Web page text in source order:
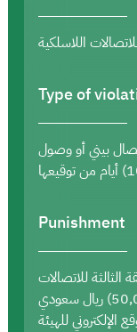
اللاسلكية
Type of
بيني أو وصول
Punishment
للاتصالات